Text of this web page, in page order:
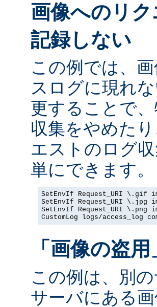
画像へのリ
記録しない
この例では、
スログに現れ
更することで
収集をやめた
エストのログ
単にできます。
SetEnvIf Request_URI \.gif
SetEnvIf Request_URI \.jpg
SetEnvIf Request_URI \.png
CustomLog logs/access_log
「画像の盗
この例は、別
サーバにある